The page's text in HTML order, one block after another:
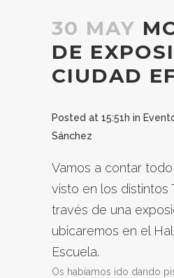
30 MAY
DE
CIUDAD
Posted at 15:51h in
Sánchez
Vamos a contar
visto en los distintos
través de una
ubicaremos en el
Escuela.
Os habíamos ido dando